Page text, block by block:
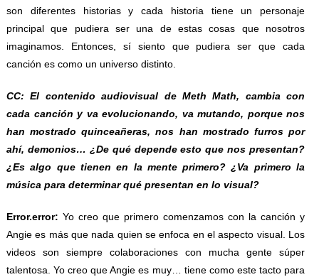
son diferentes historias y cada historia tiene un personaje
principal que pudiera ser una de estas cosas que nosotros
imaginamos. Entonces, sí siento que pudiera ser que cada
canción es como un universo distinto.
CC: El contenido audiovisual de Meth Math, cambia con
cada canción y va evolucionando, va mutando, porque nos
han mostrado quinceañeras, nos han mostrado furros por
ahí, demonios… ¿De qué depende esto que nos presentan?
¿Es algo que tienen en la mente primero? ¿Va primero la
música para determinar qué presentan en lo visual?
Error.error: Yo creo que primero comenzamos con la canción y
Angie es más que nada quien se enfoca en el aspecto visual. Los
videos son siempre colaboraciones con mucha gente súper
talentosa. Yo creo que Angie es muy… tiene como este tacto para